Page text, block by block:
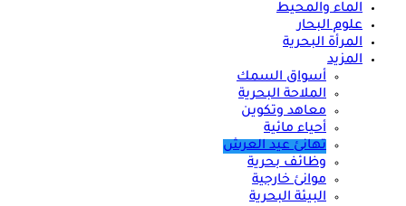
الماء والمحيط
علوم البحار
المرأة البحرية
المزيد
أسواق السمك
الملاحة البحرية
معاهد وتكوين
أحياء مائية
تهانئ عيد العرش
وظائف بحرية
موانئ خارجية
البيئة البحرية